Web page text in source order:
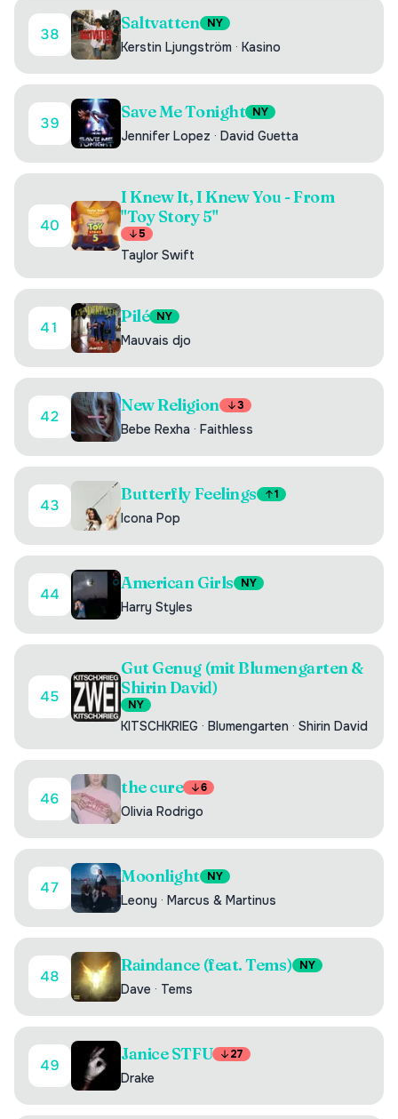
38
Saltvatten NY
Kerstin Ljungström · Kasino
39
Save Me Tonight NY
Jennifer Lopez · David Guetta
40
I Knew It, I Knew You - From
"Toy Story 5"
5
Taylor Swift
41
Pilé NY
Mauvais djo
42
New Religion 3
Bebe Rexha · Faithless
43
Butterfly Feelings 1
Icona Pop
44
American Girls NY
Harry Styles
45
Gut Genug (mit Blumengarten &
Shirin David)
NY
KITSCHKRIEG · Blumengarten · Shirin David
46
the cure 6
Olivia Rodrigo
47
Moonlight NY
Leony · Marcus & Martinus
48
Raindance (feat. Tems) NY
Dave · Tems
49
Janice STFU 27
Drake